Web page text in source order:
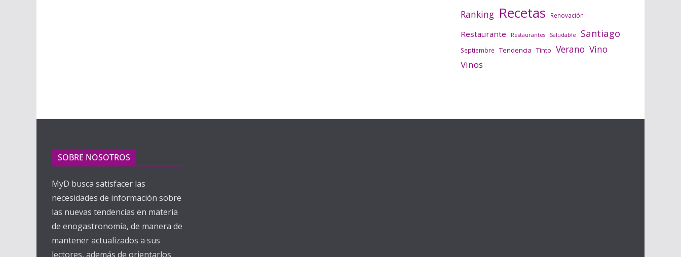
Ranking Recetas Renovación
Restaurante Restaurantes Saludable Santiago
Septiembre Tendencia Tinto Verano Vino
Vinos
SOBRE NOSOTROS
MyD busca satisfacer las
necesidades de información sobre
las nuevas tendencias en materia
de enogastronomía, de manera de
mantener actualizados a sus
lectores, además de orientarlos